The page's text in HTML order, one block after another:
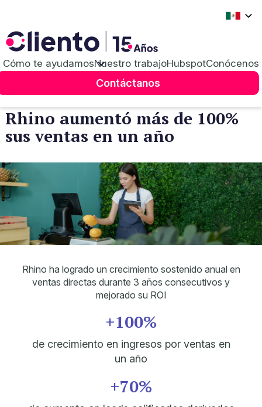
Cómo te ayudamosNuestro trabajoHubspotConócenos
Contáctanos
Inbound Marketing Caso de éxito
Rhino aumentó más de 100%
sus ventas en un año
Rhino ha logrado un crecimiento sostenido anual en
ventas directas durante 3 años consecutivos y
mejorado su ROI
+100%
de crecimiento en ingresos por ventas en
un año
+70%